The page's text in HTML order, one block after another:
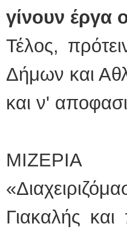
γίνουν έργα
Τέλος,
Δήμων και
και ν'
ΜΙΖΕΡΙΑ
Γιακαλής